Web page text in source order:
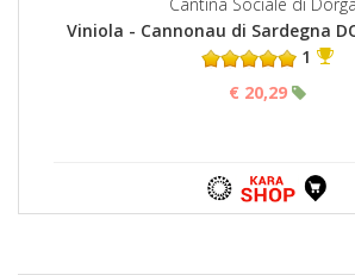
Viniola - Cannonau di Sardegna
1
€ 20,29